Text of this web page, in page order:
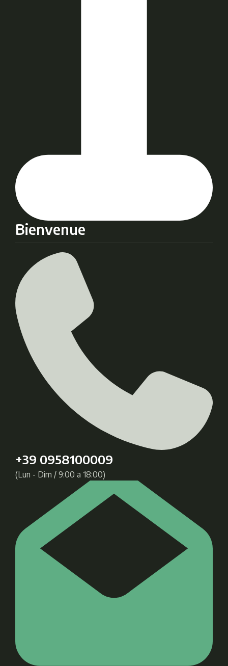
Bienvenue
+39 0958100009
(Lun - Dim / 9:00 a 18:00)